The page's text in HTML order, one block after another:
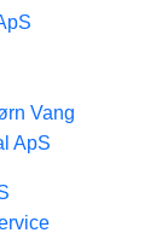
Vang
ApS